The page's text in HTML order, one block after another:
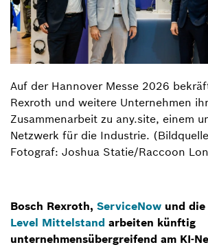
Auf der Hannover Messe 2026
Rexroth und weitere Unternehmen
Zusammenarbeit zu any.site, einem
Netzwerk für die Industrie.
Fotograf: Joshua Statie/Raccoon
Bosch Rexroth, ServiceNow und die
Level Mittelstand arbeiten künftig
unternehmensübergreifend am KI-